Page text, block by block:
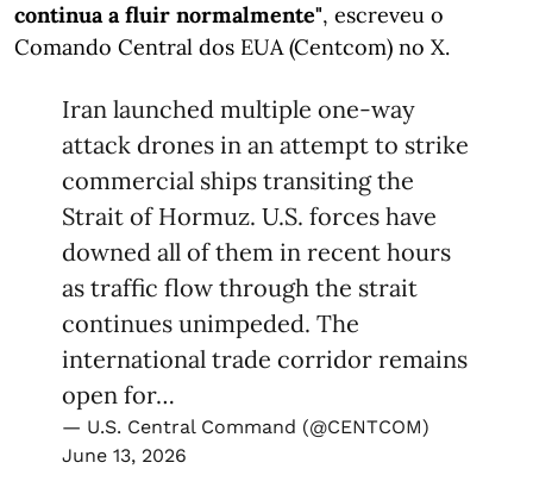
continua a fluir normalmente", escreveu o
Comando Central dos EUA (Centcom) no X.
Iran launched multiple one-way
attack drones in an attempt to strike
commercial ships transiting the
Strait of Hormuz. U.S. forces have
downed all of them in recent hours
as traffic flow through the strait
continues unimpeded. The
international trade corridor remains
open for…
— U.S. Central Command (@CENTCOM)
June 13, 2026